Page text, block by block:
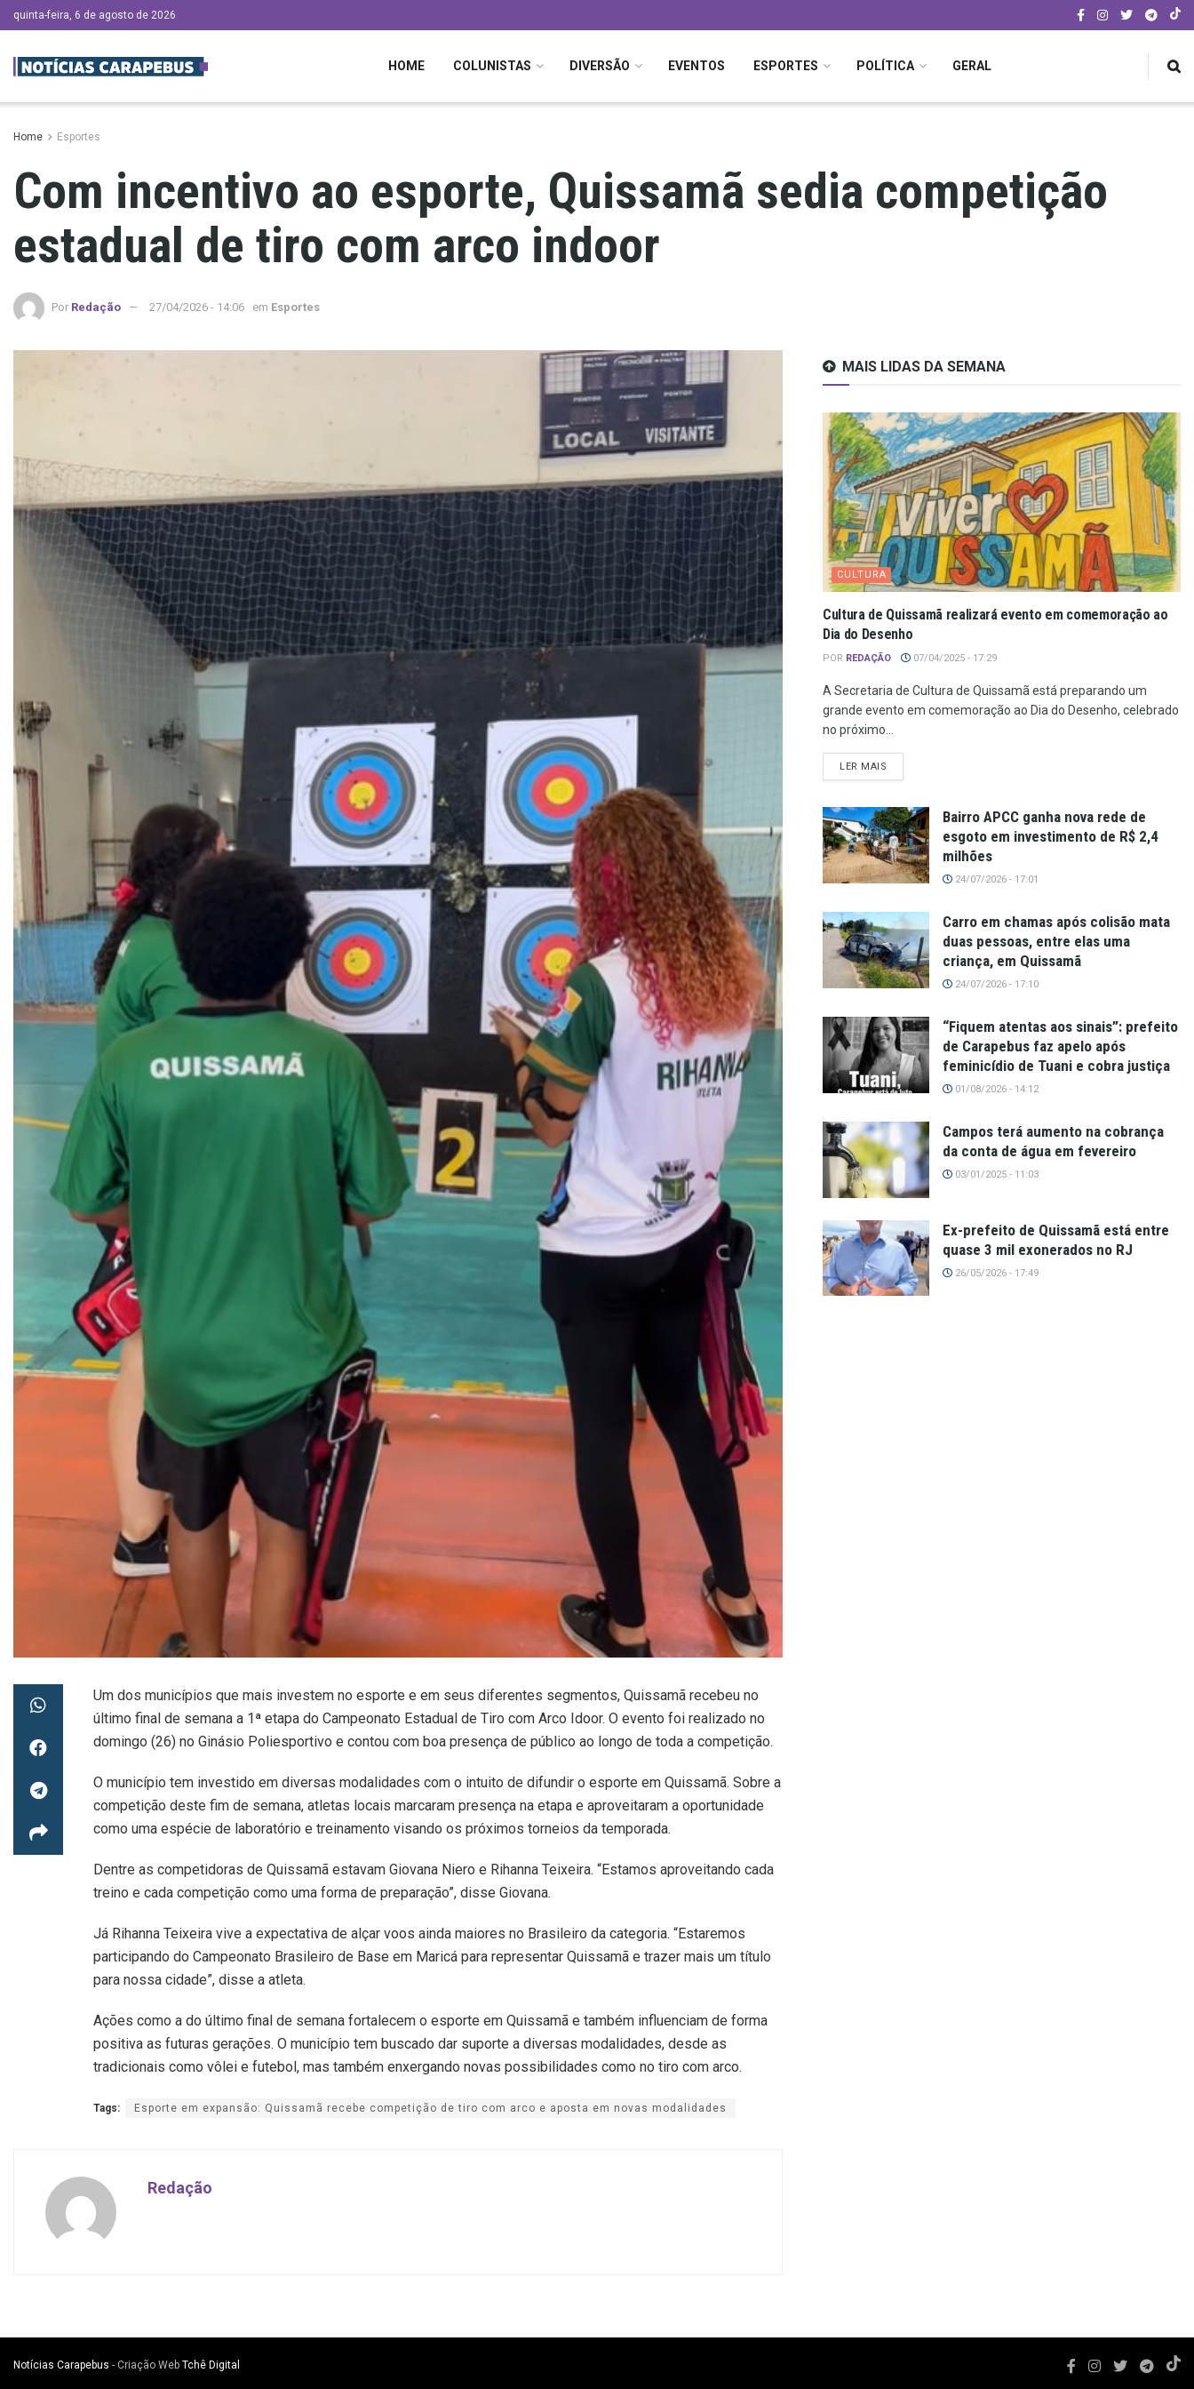
quinta-feira, 6 de agosto de 2026
HOME COLUNISTAS DIVERSÃO EVENTOS ESPORTES POLÍTICA GERAL
Home Esportes
Com incentivo ao esporte, Quissamã sedia competição
estadual de tiro com arco indoor
Por Redação 27/04/2026 - 14:06 em Esportes
Um dos municípios que mais investem no esporte e em seus diferentes segmentos, Quissamã recebeu no
último final de semana a 1ª etapa do Campeonato Estadual de Tiro com Arco Idoor. O evento foi realizado no
domingo (26) no Ginásio Poliesportivo e contou com boa presença de público ao longo de toda a competição.
O município tem investido em diversas modalidades com o intuito de difundir o esporte em Quissamã. Sobre a
competição deste fim de semana, atletas locais marcaram presença na etapa e aproveitaram a oportunidade
como uma espécie de laboratório e treinamento visando os próximos torneios da temporada.
Dentre as competidoras de Quissamã estavam Giovana Niero e Rihanna Teixeira. “Estamos aproveitando cada
treino e cada competição como uma forma de preparação”, disse Giovana.
Já Rihanna Teixeira vive a expectativa de alçar voos ainda maiores no Brasileiro da categoria. “Estaremos
participando do Campeonato Brasileiro de Base em Maricá para representar Quissamã e trazer mais um título
para nossa cidade”, disse a atleta.
Ações como a do último final de semana fortalecem o esporte em Quissamã e também influenciam de forma
positiva as futuras gerações. O município tem buscado dar suporte a diversas modalidades, desde as
tradicionais como vôlei e futebol, mas também enxergando novas possibilidades como no tiro com arco.
Tags: Esporte em expansão: Quissamã recebe competição de tiro com arco e aposta em novas modalidades
Redação
MAIS LIDAS DA SEMANA
CULTURA
Cultura de Quissamã realizará evento em comemoração ao
Dia do Desenho
POR REDAÇÃO 07/04/2025 - 17:29
A Secretaria de Cultura de Quissamã está preparando um
grande evento em comemoração ao Dia do Desenho, celebrado
no próximo...
LER MAIS
Bairro APCC ganha nova rede de
esgoto em investimento de R$ 2,4
milhões
24/07/2026 - 17:01
Carro em chamas após colisão mata
duas pessoas, entre elas uma
criança, em Quissamã
24/07/2026 - 17:10
“Fiquem atentas aos sinais”: prefeito
de Carapebus faz apelo após
feminicídio de Tuani e cobra justiça
01/08/2026 - 14:12
Campos terá aumento na cobrança
da conta de água em fevereiro
03/01/2025 - 11:03
Ex-prefeito de Quissamã está entre
quase 3 mil exonerados no RJ
26/05/2026 - 17:49
Notícias Carapebus - Criação Web Tchê Digital